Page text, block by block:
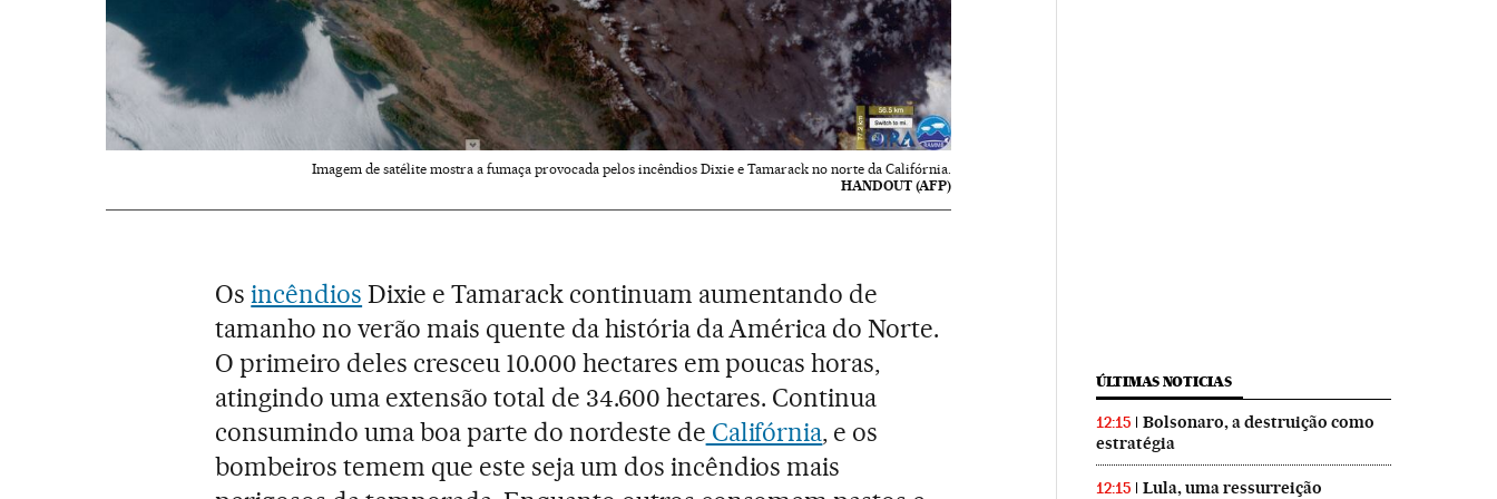
Imagem de satélite mostra a fumaça provocada pelos incêndios Dixie e Tamarack no norte da Califórnia.
HANDOUT (AFP)
Osincêndios Dixie e Tamarack continuam aumentando de
tamanho no verão mais quente da história da América do Norte.
O primeiro deles cresceu 10.000 hectares em poucas horas,
atingindo uma extensão total de 34.600 hectares. Continua
consumindo uma boa parte do nordeste de Califórnia, e os
bombeiros temem que este seja um dos incêndios mais
ÚLTIMAS NOTICIAS
12:15
Bolsonaro, a destruição como
estratégia
12:15 Lula, uma ressurreição